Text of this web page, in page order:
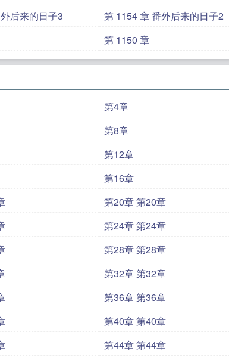
后来的日子3
第 1154 章 番外后来的日子2
第 1150 章
第4章
第8章
第12章
第16章
第20章 第20章
第24章 第24章
第28章 第28章
第32章 第32章
第36章 第36章
第40章 第40章
第44章 第44章